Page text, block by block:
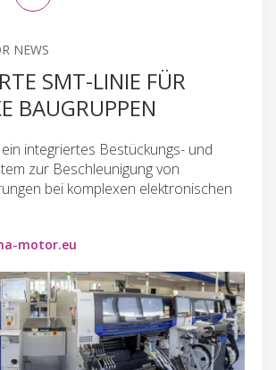
NEWS
SMT-LINIE FÜR
BAUGRUPPEN
integriertes Bestückungs- und
zur Beschleunigung von
bei komplexen elektronischen
motor.eu